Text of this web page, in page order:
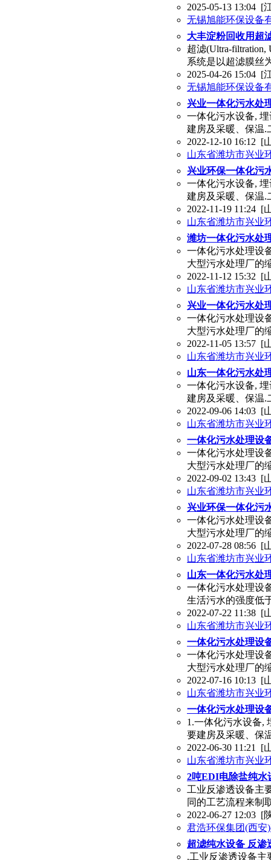
2025-05-13 13:04 [
无锡旭能环保设备
大丰淀粉回收用超
超滤(Ultra-
系统是以超滤膜丝
2025-04-26 15:04 [
无锡旭能环保设备
兴业一体化污水处
一体化污水设备,
建房及采暖、保温.
2022-12-10 16:12 [
山东省潍坊市兴业
兴业环保一体化污
一体化污水设备,
建房及采暖、保温.
2022-11-19 11:24 [
山东省潍坊市兴业
潍坊一体化污水处
一体化污水处理设
大型污水处理厂的
2022-11-12 15:32 [
山东省潍坊市兴业
兴业一体化污水处
一体化污水处理设
大型污水处理厂的
2022-11-05 13:57 [
山东省潍坊市兴业
山东一体化污水处
一体化污水设备,
建房及采暖、保温.
2022-09-06 14:03 [
山东省潍坊市兴业
一体化污水处理设
一体化污水处理设
大型污水处理厂的
2022-09-02 13:43 [
山东省潍坊市兴业
兴业环保一体化污
一体化污水处理设
大型污水处理厂的
2022-07-28 08:56 [
山东省潍坊市兴业
山东一体化污水处
一体化污水处理设
生活污水的强度低
2022-07-22 11:38 [
山东省潍坊市兴业
一体化污水处理设
一体化污水处理设
大型污水处理厂的
2022-07-16 10:13 [
山东省潍坊市兴业
一体化污水处理设
1.一体化污水设备,
要建房及采暖、保
2022-06-30 11:21 [
山东省潍坊市兴业
2吨EDI电除盐纯水
工业反渗透设备主
同的工艺流程来制
2022-06-27 12:03 [
君浩环保集团(西安
超滤纯水设备 反渗
.工业反渗透设备主